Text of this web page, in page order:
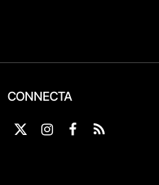
CONNECTA
X
InstagramFacebook
RSS